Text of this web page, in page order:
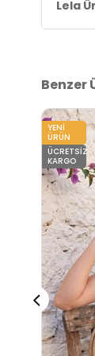
Lela
Benzer
YENI
ÜRÜN
ÜCRETSIZ
KARGO